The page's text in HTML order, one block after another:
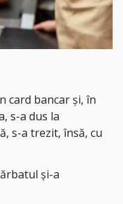
card bancar și, în
s-a dus la
s-a trezit, însă, cu
și-a